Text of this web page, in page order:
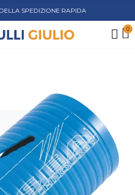
SPEDIZIONE RAPIDA
0